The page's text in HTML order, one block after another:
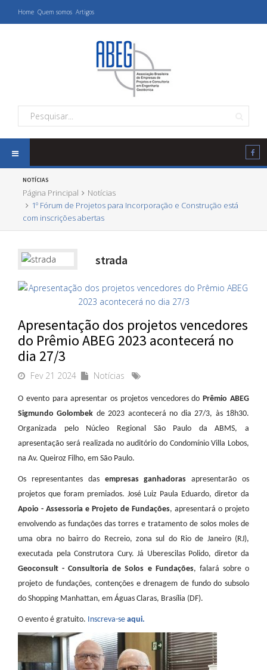
Home Quem somos Artigos
NOTÍCIAS
Página Principal
Notícias
1º Fórum de Projetos para Incorporação e Construção está
com inscrições abertas
strada
Apresentação dos projetos vencedores
do Prêmio ABEG 2023 acontecerá no
dia 27/3
Fev 21 2024 Notícias
O evento para apresentar os projetos vencedores doPrêmio ABEG
Sigmundo Golombek de 2023 acontecerá no dia 27/3, às 18h30.
Organizada pelo Núcleo Regional São Paulo da ABMS, a
apresentação será realizada no auditório do Condomínio Villa Lobos,
na Av. Queiroz Filho, em São Paulo.
Os representantes dasempresas ganhadoras apresentarão os
projetos que foram premiados. José Luiz Paula Eduardo, diretor da
Apoio - Assessoria e Projeto de Fundações, apresentará o projeto
envolvendo as fundações das torres e tratamento de solos moles de
uma obra no bairro do Recreio, zona sul do Rio de Janeiro (RJ),
executada pela Construtora Cury. Já Uberescilas Polido, diretor da
Geoconsult - Consultoria de Solos e Fundações, falará sobre o
projeto de fundações, contenções e drenagem de fundo do subsolo
do Shopping Manhattan, em Águas Claras, Brasília (DF).
O evento é gratuito. Inscreva-se aqui.